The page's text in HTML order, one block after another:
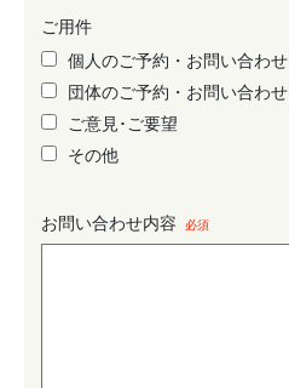
ご用件
個人のご予約・お問い合わせ
団体のご予約・お問い合わせ
ご意見･ご要望
その他
お問い合わせ内容 必須